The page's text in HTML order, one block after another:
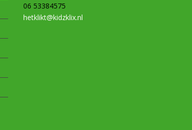
06 53384575
hetklikt@kidzklix.nl